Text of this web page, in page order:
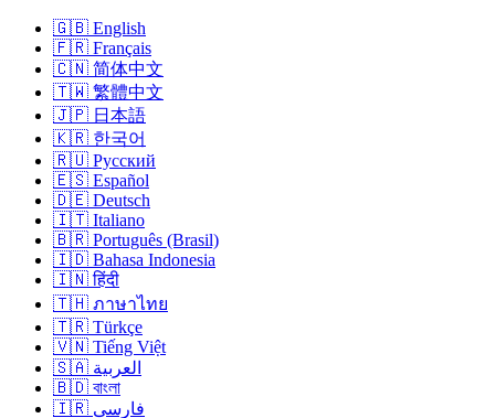
🇬🇧 English
🇫🇷 Français
🇨🇳 简体中文
🇹🇼 繁體中文
🇯🇵 日本語
🇰🇷 한국어
🇷🇺 Русский
🇪🇸 Español
🇩🇪 Deutsch
🇮🇹 Italiano
🇧🇷 Português (Brasil)
🇮🇩 Bahasa Indonesia
🇮🇳 हिंदी
🇹🇭 ภาษาไทย
🇹🇷 Türkçe
🇻🇳 Tiếng Việt
🇸🇦 العربية
🇧🇩 বাংলা
🇮🇷 فارسی